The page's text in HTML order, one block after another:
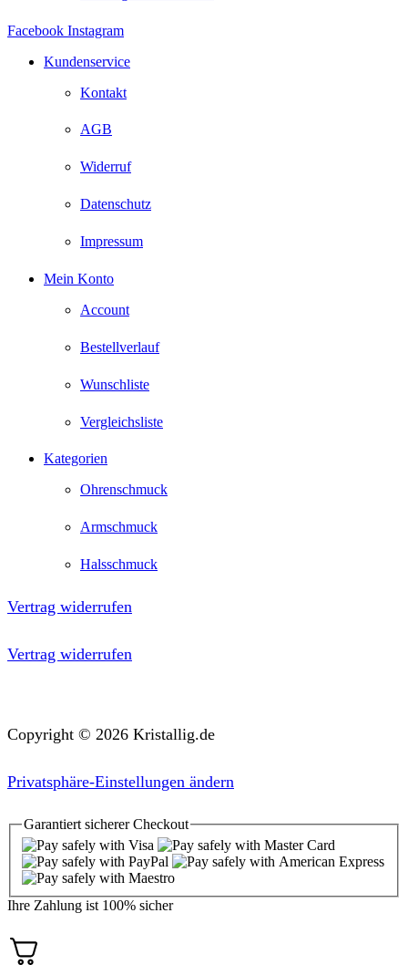
Facebook Instagram
Kundenservice
Kontakt
AGB
Widerruf
Datenschutz
Impressum
Mein Konto
Account
Bestellverlauf
Wunschliste
Vergleichsliste
Kategorien
Ohrenschmuck
Armschmuck
Halsschmuck
Vertrag widerrufen
Vertrag widerrufen
Copyright © 2026 Kristallig.de
Privatsphäre-Einstellungen ändern
Garantiert sichererCheckout
Ihre Zahlung ist 100% sicher